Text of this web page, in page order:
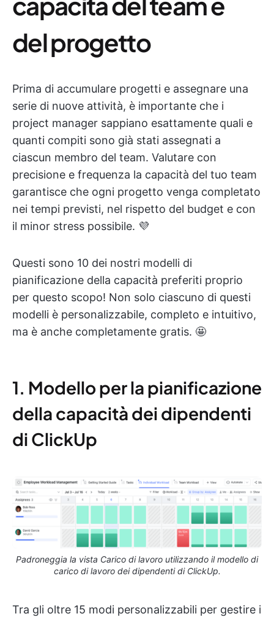
del progetto
Prima di accumulare progetti e assegnare una
serie di nuove attività, è importante che i
project manager sappiano esattamente quali e
quanti compiti sono già stati assegnati a
ciascun membro del team. Valutare con
precisione e frequenza la capacità del tuo team
garantisce che ogni progetto venga completato
nei tempi previsti, nel rispetto del budget e con
il minor stress possibile. 💜
Questi sono 10 dei nostri modelli di
pianificazione della capacità preferiti proprio
per questo scopo! Non solo ciascuno di questi
modelli è personalizzabile, completo e intuitivo,
ma è anche completamente gratis. 🤩
1. Modello per la pianificazione
della capacità dei dipendenti
di ClickUp
Padroneggia la vista Carico di lavoro utilizzando il modello di
carico di lavoro dei dipendenti di ClickUp.
Tra gli oltre 15 modi personalizzabili per gestire i